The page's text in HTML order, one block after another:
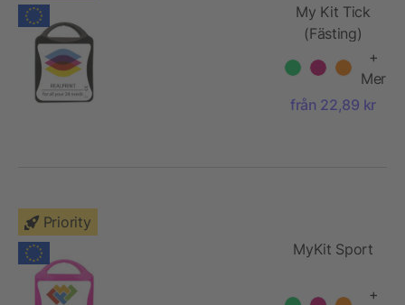
My Kit Tick
(Fästing)
+
Mer
från 22,89 kr
Priority
MyKit Sport
+